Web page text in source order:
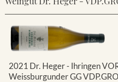
2021 Dr. Heger - Ihringen
Weissburgunder GG